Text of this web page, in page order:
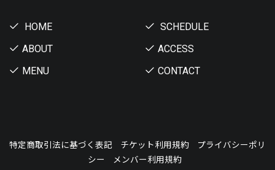
HOME
SCHEDULE
ABOUT
ACCESS
MENU
CONTACT
特定商取引法に基づく表記 チケット利用規約
プライバシーポリ
シー
メンバー利用規約